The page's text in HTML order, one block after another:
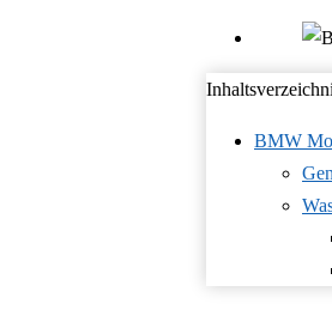
BMW